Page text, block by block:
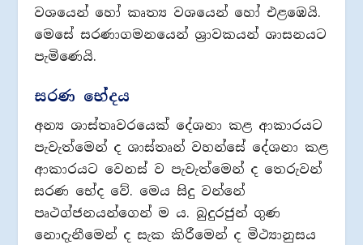
වශයෙන් හෝ කෘත්‍ය වශයෙන් හෝ එළඹෙයි.
මෙසේ සරණාගමනයෙන් ශ්‍රාවකයන් ශාසනයට
පැමිණෙයි.
සරණ භේදය
අන්‍ය ශාස්තෘවරයෙක් දේශනා කළ ආකාරයට
පැවැත්මෙන් ද ශාස්තෘන් වහන්සේ දේශනා කළ
ආකාරයට වෙනස් ව පැවැත්මෙන් ද තෙරුවන්
සරණ භේද වේ. මෙය සිදු වන්නේ
පෘථග්ජනයන්ගෙන් ම ය. බුදුරජුන් ගුණ
නොදැනීමෙන් ද සැක කිරීමෙන් ද මිථ්‍යානුසය